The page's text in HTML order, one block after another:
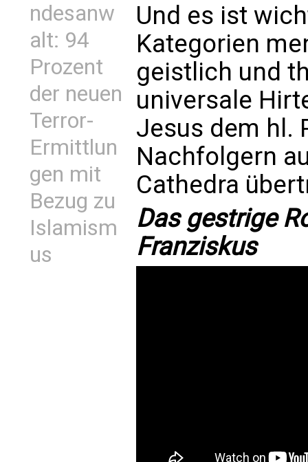
ndesanw
alt: 94
Prozent
der neuen
Terror-
Ermittlun
gen mit
Bezug zu
Islamism
us
Und es ist
Kategorien
geistlich und
universale
Jesus dem hl.
Nachfolgern
Cathedra
Das gestrige
Franziskus